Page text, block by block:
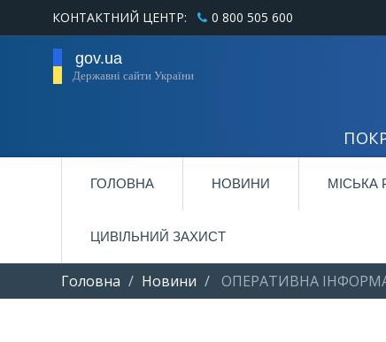
КОНТАКТНИЙ ЦЕНТР: 0 800 505 600
gov.ua
Державні сайти України
ГОЛОВНА НОВИНИ МІСЬКА
ЦИВІЛЬНИЙ ЗАХИСТ
Головна Новини ОПЕРАТИВНА